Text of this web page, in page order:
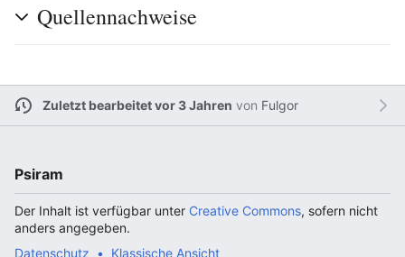
Quellennachweise
Zuletzt bearbeitet vor 3 Jahren von Fulgor
Psiram
Der Inhalt ist verfügbar unter Creative Commons, sofern nicht
anders angegeben.
Datenschutz
Klassische Ansicht